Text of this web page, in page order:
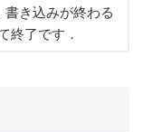
書き込みが終わる
終了です．